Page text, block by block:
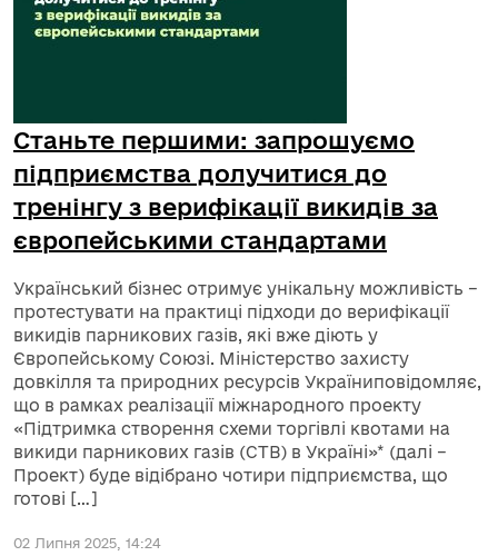
Станьте першими: запрошуємо
підприємства долучитися до
тренінгу з верифікації викидів за
європейськими стандартами
Український бізнес отримує унікальну можливість –
протестувати на практиці підходи до верифікації
викидів парникових газів, які вже діють у
Європейському Союзі. Міністерство захисту
довкілля та природних ресурсів Україниповідомляє,
що в рамках реалізації міжнародного проекту
«Підтримка створення схеми торгівлі квотами на
викиди парникових газів (СТВ) в Україні»* (далі –
Проект) буде відібрано чотири підприємства, що
готові […]
02 Липня 2025, 14:24